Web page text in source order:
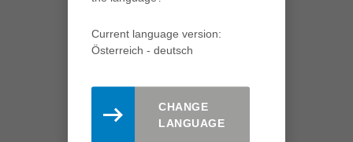
Current language version:
Österreich - deutsch
CHANGE
LANGUAGE